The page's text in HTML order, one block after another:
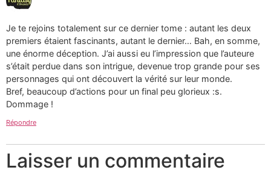
Je te rejoins totalement sur ce dernier tome : autant les deux
premiers étaient fascinants, autant le dernier… Bah, en somme,
une énorme déception. J’ai aussi eu l’impression que l’auteure
s’était perdue dans son intrigue, devenue trop grande pour ses
personnages qui ont découvert la vérité sur leur monde.
Bref, beaucoup d’actions pour un final peu glorieux :s.
Dommage !
Répondre
Laisser un commentaire